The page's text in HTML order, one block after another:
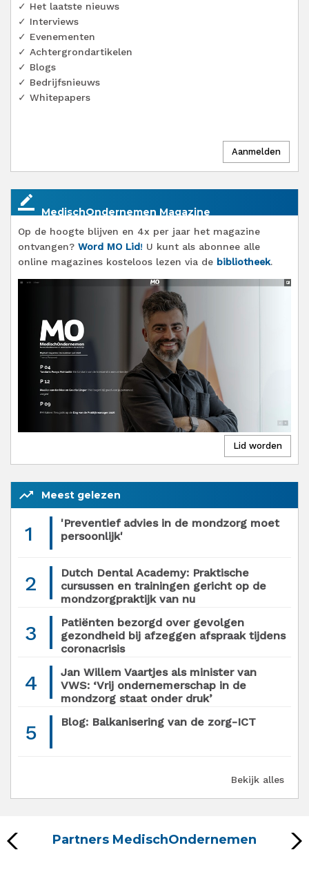
✓ Het laatste nieuws
✓ Interviews
✓ Evenementen
✓ Achtergrondartikelen
✓ Blogs
✓ Bedrijfsnieuws
✓ Whitepapers
border_color
MedischOndernemen Magazine
Op de hoogte blijven en 4x per jaar het magazine
ontvangen? Word MO Lid! U kunt als abonnee alle
online magazines kosteloos lezen via de bibliotheek.
trending_up Meest gelezen
1
'Preventief advies in de mondzorg moet
persoonlijk'
2
Dutch Dental Academy: Praktische
cursussen en trainingen gericht op de
mondzorgpraktijk van nu
3
Patiënten bezorgd over gevolgen
gezondheid bij afzeggen afspraak tijdens
coronacrisis
4
Jan Willem Vaartjes als minister van
VWS: ‘Vrij ondernemerschap in de
mondzorg staat onder druk’
5 Blog: Balkanisering van de zorg-ICT
Bekijk alles
Partners MedischOndernemen